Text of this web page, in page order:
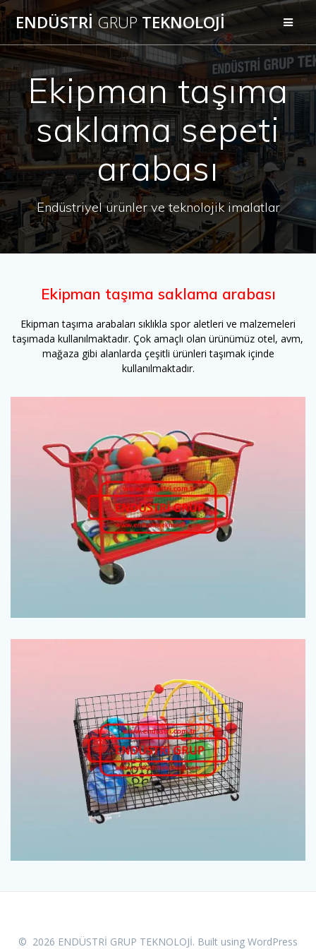
Skip
to
content
ENDÜSTRİGRUP TEKNOLOJİ
Ekipman taşıma
saklama sepeti
arabası
Endüstriyel ürünler ve teknolojik imalatlar
Ekipman taşıma saklama arabası
Ekipman taşıma arabaları sıklıkla spor aletleri ve malzemeleri
taşımada kullanılmaktadır. Çok amaçlı olan ürünümüz otel, avm,
mağaza gibi alanlarda çeşitli ürünleri taşımak içinde
kullanılmaktadır.
© 2026 ENDÜSTRİ GRUP TEKNOLOJİ. Built using WordPress